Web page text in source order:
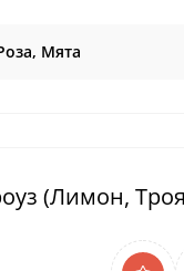
Мята
(Лимон,